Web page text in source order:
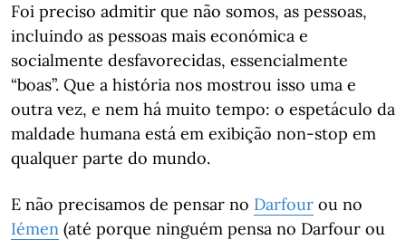
Foi preciso admitir que não somos, as pessoas,
incluindo as pessoas mais económica e
socialmente desfavorecidas, essencialmente
“boas”. Que a história nos mostrou isso uma e
outra vez, e nem há muito tempo: o espetáculo da
maldade humana está em exibição non-stop em
qualquer parte do mundo.
E não precisamos de pensar no Darfour ou no
Iémen (até porque ninguém pensa no Darfour ou